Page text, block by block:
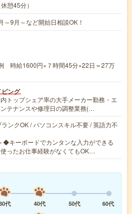
憩45分）
9月～など開始日相談OK！
時給1600円×７時間45分×22日＝27万
ング
トップシェア率の大手メーカー勤務・エ
テナンスや修理日の調整業務(…
ンクOK / パソコンスキル不要 / 英語力不
◆キーボードでカンタンな入力ができる
ったお仕事経験がなくてもOK…
代 40代 50代
60代